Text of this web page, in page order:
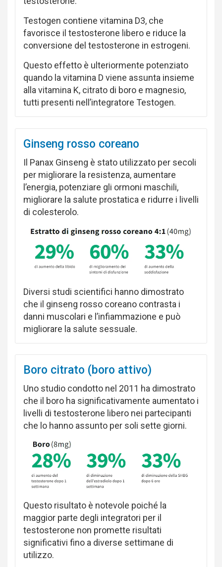
Testogen contiene vitamina D3, che
favorisce il testosterone libero e riduce la
conversione del testosterone in estrogeni.
Questo effetto è ulteriormente potenziato
quando la vitamina D viene assunta insieme
alla vitamina K, citrato di boro e magnesio,
tutti presenti nell’integratore Testogen.
Ginseng rosso coreano
Il Panax Ginseng è stato utilizzato per secoli
per migliorare la resistenza, aumentare
l’energia, potenziare gli ormoni maschili,
migliorare la salute prostatica e ridurre i livelli
di colesterolo.
Diversi studi scientifici hanno dimostrato
che il ginseng rosso coreano contrasta i
danni muscolari e l’infiammazione e può
migliorare la salute sessuale.
Boro citrato (boro attivo)
Uno studio condotto nel 2011 ha dimostrato
che il boro ha significativamente aumentato i
livelli di testosterone libero nei partecipanti
che lo hanno assunto per soli sette giorni.
Questo risultato è notevole poiché la
maggior parte degli integratori per il
testosterone non promette risultati
significativi fino a diverse settimane di
utilizzo.